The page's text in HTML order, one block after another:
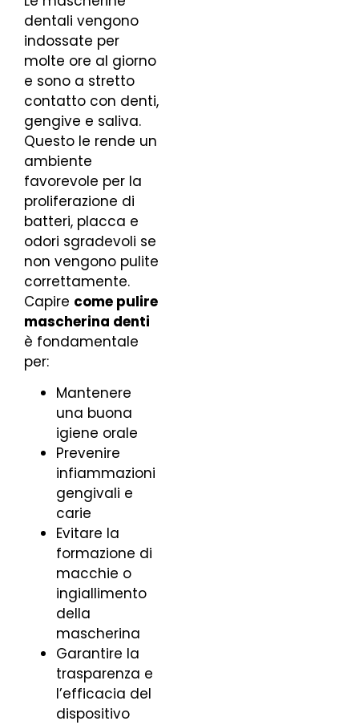
dentali vengono
indossate per
molte ore al giorno
e sono a stretto
contatto con denti,
gengive e saliva.
Questo le rende un
ambiente
favorevole per la
proliferazione di
batteri, placca e
odori sgradevoli se
non vengono pulite
correttamente.
Capire come pulire
mascherina denti
è fondamentale
per:
Mantenere
una buona
igiene orale
Prevenire
infiammazioni
gengivali e
carie
Evitare la
formazione di
macchie o
ingiallimento
della
mascherina
Garantire la
trasparenza e
l’efficacia del
dispositivo